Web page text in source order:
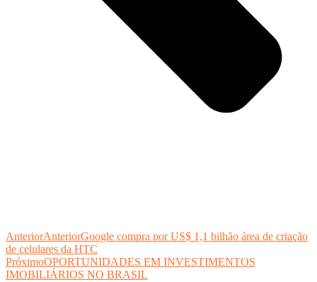
AnteriorAnteriorGoogle compra por US$ 1,1 bilhão área de criação
de celulares da HTC
PróximoOPORTUNIDADES EM INVESTIMENTOS
IMOBILIÁRIOS NO BRASIL